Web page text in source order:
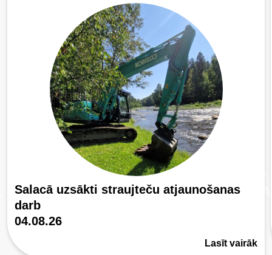
Salacā uzsākti straujteču atjaunošanas
darb
04.08.26
Lasīt vairāk